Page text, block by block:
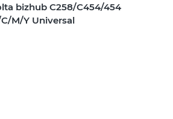
bizhub C258/C454/454
M/Y Universal